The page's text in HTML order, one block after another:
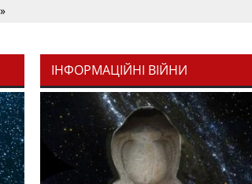
Олег К. Романчук Журавель і синиця як
політстратегії й тактики
ІНФОРМАЦІЙНІ ВІЙНИ